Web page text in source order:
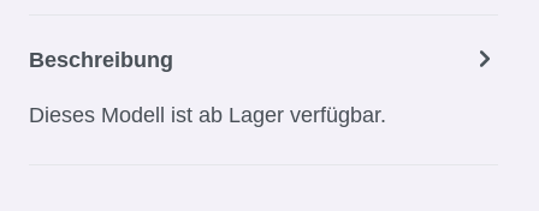
Beschreibung
Dieses Modell ist ab Lager verfügbar.